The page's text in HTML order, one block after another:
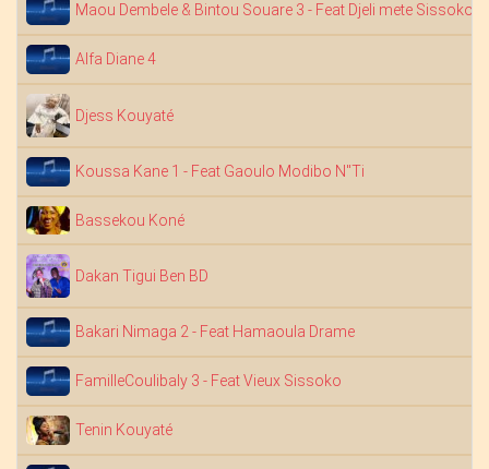
Maou Dembele & Bintou Souare 3 - Feat Djeli mete Sissoko
Alfa Diane 4
Djess Kouyaté
Koussa Kane 1 - Feat Gaoulo Modibo N"Ti
Bassekou Koné
Dakan Tigui Ben BD
Bakari Nimaga 2 - Feat Hamaoula Drame
FamilleCoulibaly 3 - Feat Vieux Sissoko
Tenin Kouyaté